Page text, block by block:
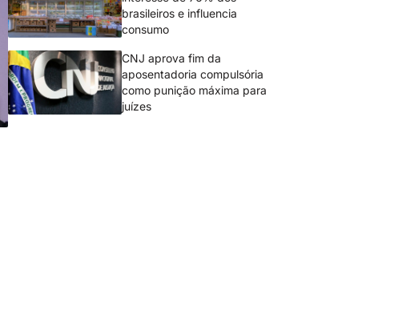
brasileiros e influencia
consumo
CNJ aprova fim da
aposentadoria compulsória
como punição máxima para
juízes